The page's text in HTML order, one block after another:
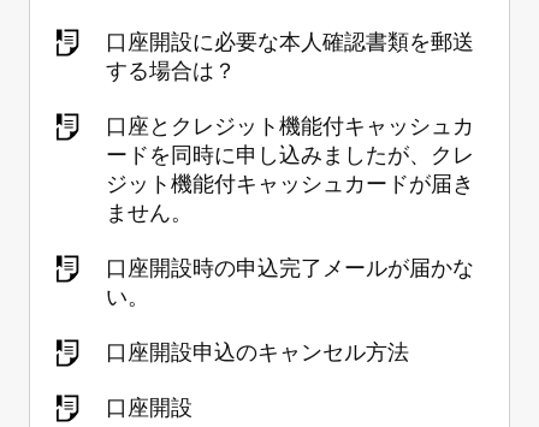
口座開設に必要な本人確認書類を郵送
する場合は？
口座とクレジット機能付キャッシュカ
ードを同時に申し込みましたが、クレ
ジット機能付キャッシュカードが届き
ません。
口座開設時の申込完了メールが届かな
い。
口座開設申込のキャンセル方法
口座開設